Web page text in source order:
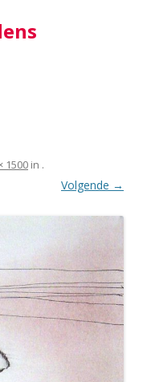
1500 in .
Volgende →